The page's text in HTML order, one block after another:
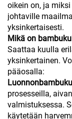
oikein on, ja
johtaville
yksinkertaisesti.
Mikä on
Saattaa kuulla
yksinkertainen.
pääosalla:
prosesseilla,
valmistuksessa.
käytetään